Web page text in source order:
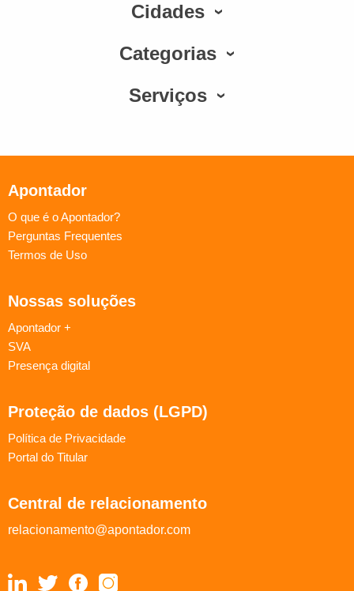
Cidades
Categorias
Serviços
Apontador
O que é o Apontador?
Perguntas Frequentes
Termos de Uso
Nossas soluções
Apontador +
SVA
Presença digital
Proteção de dados (LGPD)
Política de Privacidade
Portal do Titular
Central de relacionamento
relacionamento@apontador.com